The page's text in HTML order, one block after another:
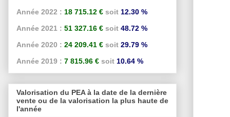
Année 2022 : 18 715.12 € soit 12.30 %
Année 2021 : 51 327.16 € soit 48.72 %
Année 2020 : 24 209.41 € soit 29.79 %
Année 2019 : 7 815.96 € soit 10.64 %
Valorisation du PEA à la date de la dernière
vente ou de la valorisation la plus haute de
l'année